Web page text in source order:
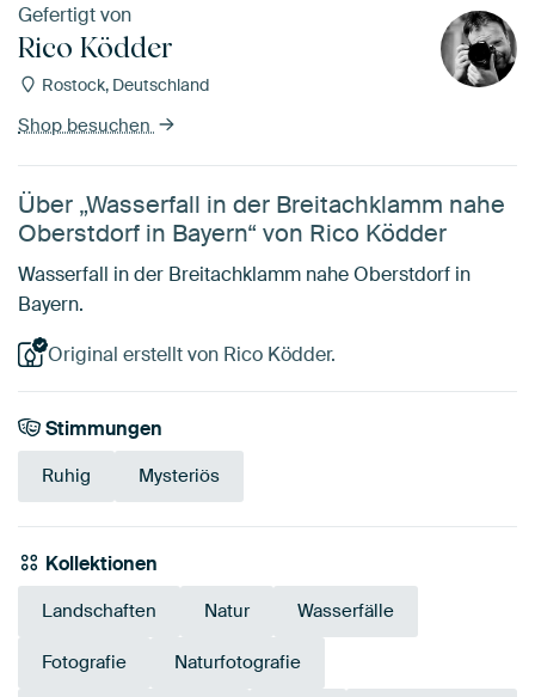
Gefertigt von
Rico Ködder
Rostock, Deutschland
Shop besuchen
Über „Wasserfall in der Breitachklamm nahe
Oberstdorf in Bayern“ von Rico Ködder
Wasserfall in der Breitachklamm nahe Oberstdorf in
Bayern.
Original erstellt von Rico Ködder.
Stimmungen
Ruhig Mysteriös
Kollektionen
Landschaften Natur Wasserfälle
Fotografie Naturfotografie